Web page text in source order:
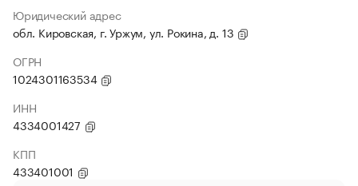
Юридический адрес
обл. Кировская, г. Уржум, ул. Рокина, д. 13
ОГРН
1024301163534
ИНН
4334001427
КПП
433401001